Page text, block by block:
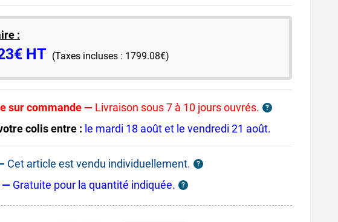
:
HT (Taxes incluses : 1799.08€)
sur commande — Livraison sous 7 à 10 jours ouvrés. ?
colis entre : le mardi 18 août et le vendredi 21 août.
Cet article est vendu individuellement. ?
— Gratuite pour la quantité indiquée. ?